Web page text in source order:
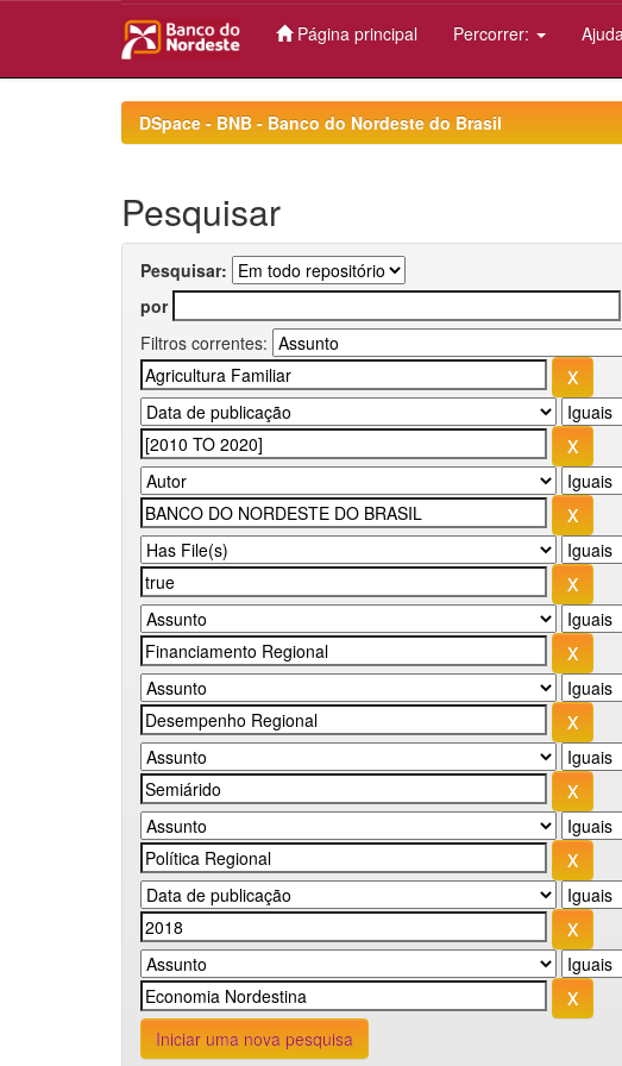
Página principal Percorrer:
DSpace - BNB - Banco do Nordeste do Brasil
Pesquisar
Pesquisar:
por
Filtros correntes:
Iniciar uma nova pesquisa